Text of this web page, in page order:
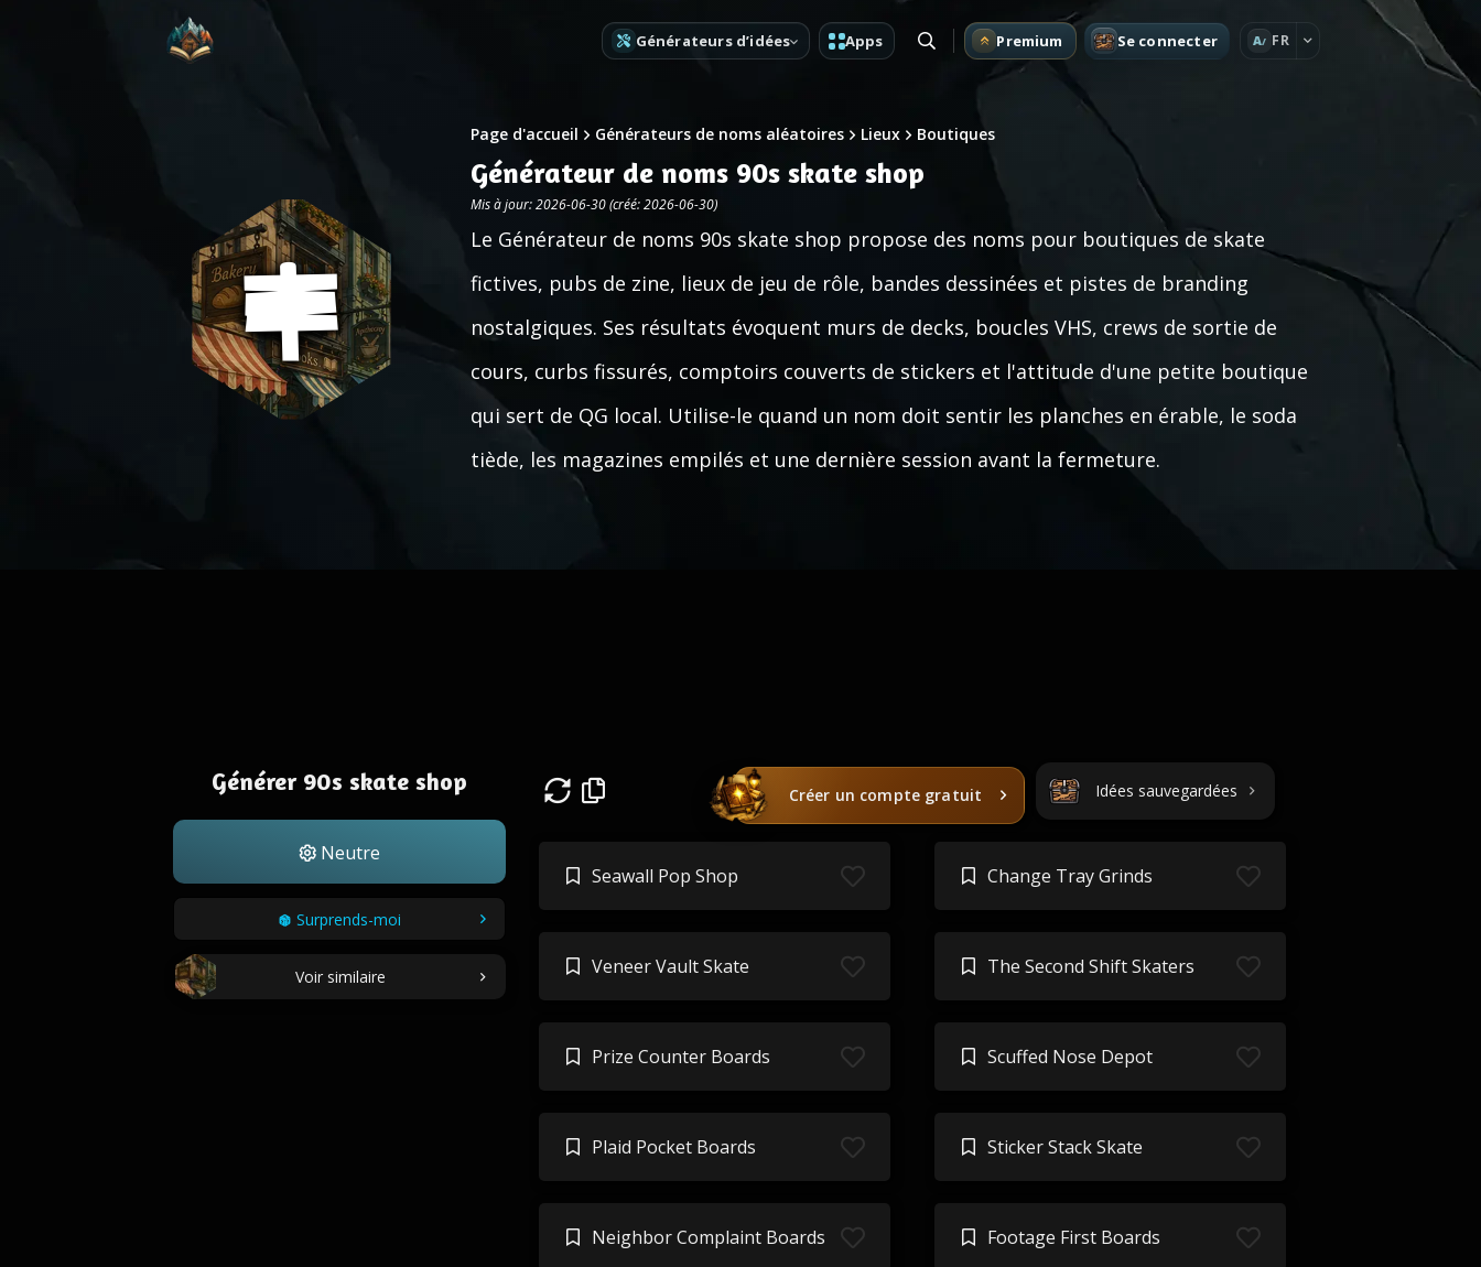
Générateurs d’idées Apps Premium Se connecter A FR
Page d'accueil Générateurs de noms aléatoires Lieux Boutiques
Générateur de noms 90s skate shop
Mis à jour: 2026-06-30 (créé: 2026-06-30)
Le Générateur de noms 90s skate shop propose des noms pour boutiques de skate
fictives, pubs de zine, lieux de jeu de rôle, bandes dessinées et pistes de branding
nostalgiques. Ses résultats évoquent murs de decks, boucles VHS, crews de sortie de
cours, curbs fissurés, comptoirs couverts de stickers et l'attitude d'une petite boutique
qui sert de QG local. Utilise-le quand un nom doit sentir les planches en érable, le soda
tiède, les magazines empilés et une dernière session avant la fermeture.
Générer 90s skate shop
Neutre
Surprends-moi
Voir similaire
Créer un compte gratuit Idées sauvegardées
Seawall Pop Shop Change Tray Grinds
Veneer Vault Skate The Second Shift Skaters
Prize Counter Boards Scuffed Nose Depot
Plaid Pocket Boards Sticker Stack Skate
Neighbor Complaint Boards Footage First Boards